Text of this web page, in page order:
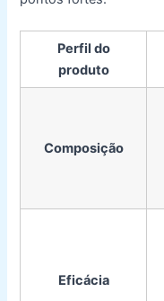
Perfil do
produto
Composição
Eficácia